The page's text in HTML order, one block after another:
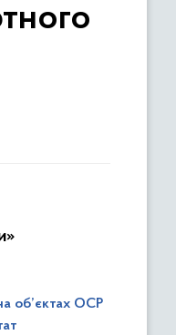
об’єктах ОСР